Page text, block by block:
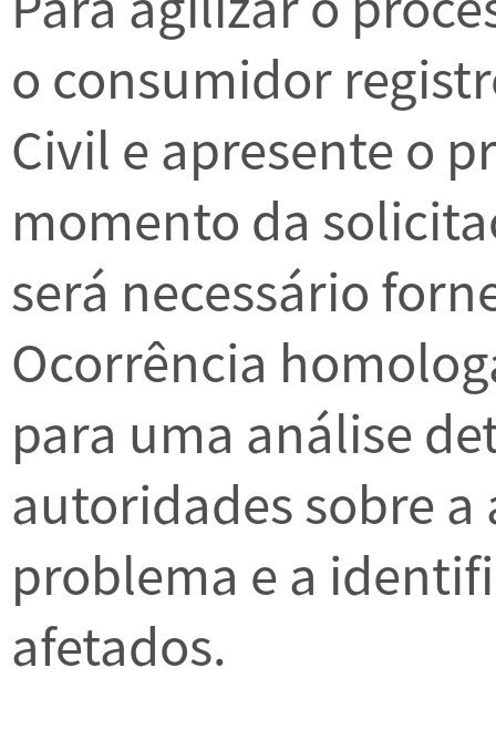
o consumidor
Civil e apresente o
momento da
será necessário
Ocorrência
para uma análise
autoridades sobre
problema e a
afetados.